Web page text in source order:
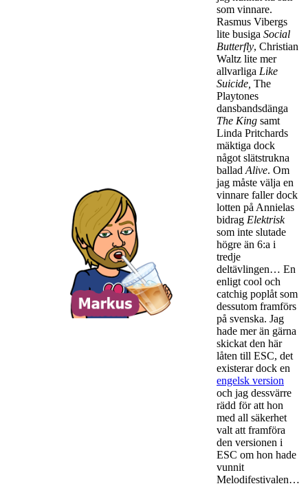
som vinnare.
Rasmus Vibergs
lite busiga Social
Butterfly, Christian
Waltz lite mer
allvarliga Like
Suicide, The
Playtones
dansbandsdänga
The King samt
Linda Pritchards
mäktiga dock
något slätstrukna
ballad Alive. Om
jag måste välja en
vinnare faller dock
lotten på Annielas
bidrag Elektrisk
som inte slutade
högre än 6:a i
tredje
deltävlingen… En
enligt cool och
catchig poplåt som
dessutom framförs
på svenska. Jag
hade mer än gärna
skickat den här
låten till ESC, det
existerar dock en
engelsk version
och jag dessvärre
rädd för att hon
med all säkerhet
valt att framföra
den versionen i
ESC om hon hade
vunnit
Melodifestivalen…